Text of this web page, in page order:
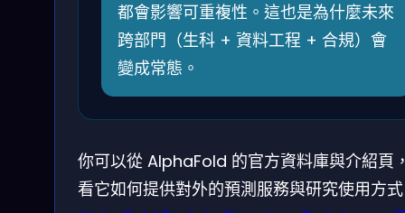
都會影響可重複性。這也是為什麼未來
跨部門（生科 + 資料工程 + 合規）會
變成常態。
你可以從 AlphaFold 的官方資料庫與介紹頁
看它如何提供對外的預測服務與研究使用方